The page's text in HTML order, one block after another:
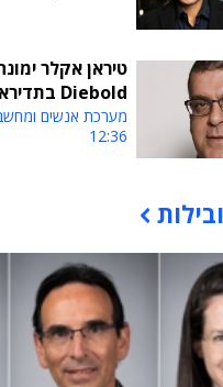
טיראן אקלר
Diebold בתדיראן טלקום
מערכת אנשים
12:36